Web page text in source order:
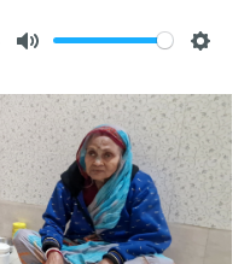
u
t
e
t
n